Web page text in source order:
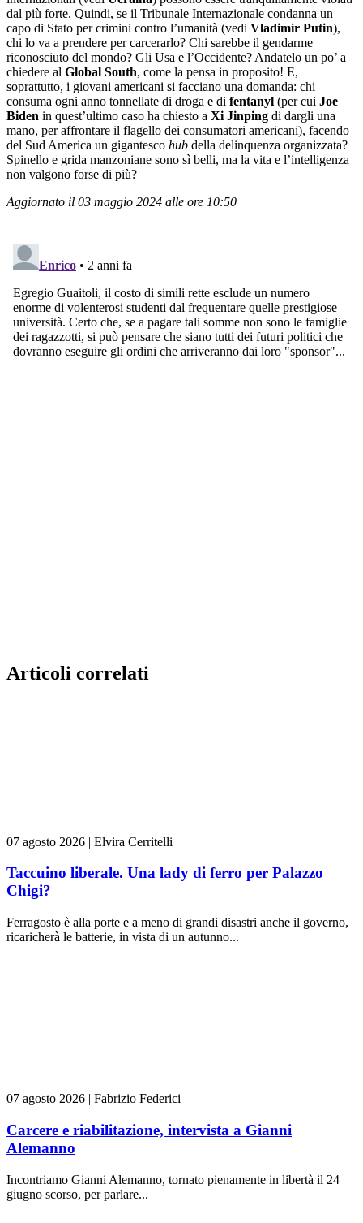
dal più forte. Quindi, se il Tribunale Internazionale condanna un
capo di Stato per crimini contro l’umanità (vedi Vladimir Putin),
chi lo va a prendere per carcerarlo? Chi sarebbe il gendarme
riconosciuto del mondo? Gli Usa e l’Occidente? Andatelo un po’ a
chiedere al Global South, come la pensa in proposito! E,
soprattutto, i giovani americani si facciano una domanda: chi
consuma ogni anno tonnellate di droga e di fentanyl (per cui Joe
Biden in quest’ultimo caso ha chiesto a Xi Jinping di dargli una
mano, per affrontare il flagello dei consumatori americani), facendo
del Sud America un gigantesco hub della delinquenza organizzata?
Spinello e grida manzoniane sono sì belli, ma la vita e l’intelligenza
non valgono forse di più?
Aggiornato il 03 maggio 2024 alle ore 10:50
Articoli correlati
07 agosto 2026 | Elvira Cerritelli
Taccuino liberale. Una lady di ferro per Palazzo
Chigi?
Ferragosto è alla porte e a meno di grandi disastri anche il governo,
ricaricherà le batterie, in vista di un autunno...
07 agosto 2026 | Fabrizio Federici
Carcere e riabilitazione, intervista a Gianni
Alemanno
Incontriamo Gianni Alemanno, tornato pienamente in libertà il 24
giugno scorso, per parlare...